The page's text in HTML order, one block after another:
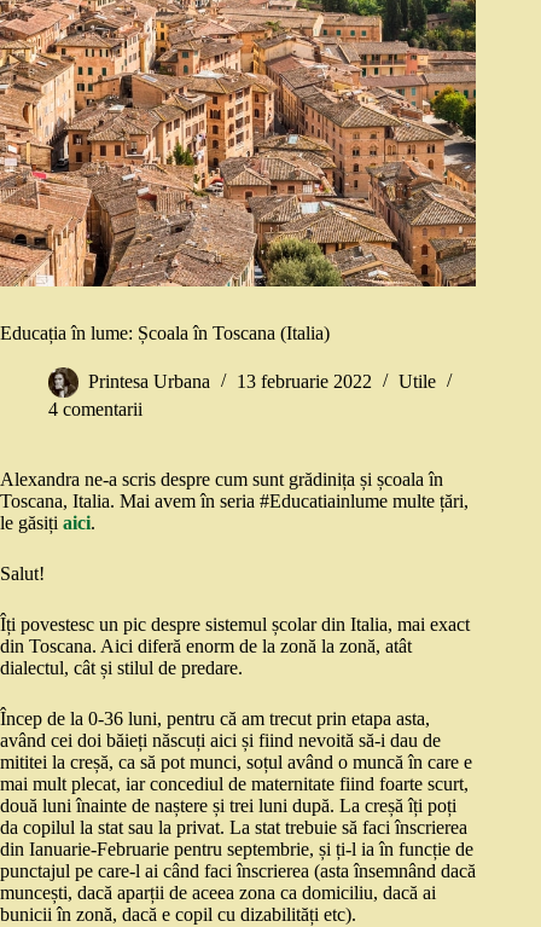
Educația în lume: Școala în Toscana (Italia)
Printesa Urbana 13 februarie 2022
Utile
4 comentarii
Alexandra ne-a scris despre cum sunt grădinița și școala în
Toscana, Italia. Mai avem în seria #Educatiainlume multe țări,
le găsiți aici.
Salut!
Îți povestesc un pic despre sistemul școlar din Italia, mai exact
din Toscana. Aici diferă enorm de la zonă la zonă, atât
dialectul, cât și stilul de predare.
Încep de la 0-36 luni, pentru că am trecut prin etapa asta,
având cei doi băieți născuți aici și fiind nevoită să-i dau de
mititei la creșă, ca să pot munci, soțul având o muncă în care e
mai mult plecat, iar concediul de maternitate fiind foarte scurt,
două luni înainte de naștere și trei luni după. La creșă îți poți
da copilul la stat sau la privat. La stat trebuie să faci înscrierea
din Ianuarie-Februarie pentru septembrie, și ți-l ia în funcție de
punctajul pe care-l ai când faci înscrierea (asta însemnând dacă
muncești, dacă aparții de aceea zona ca domiciliu, dacă ai
bunicii în zonă, dacă e copil cu dizabilități etc).